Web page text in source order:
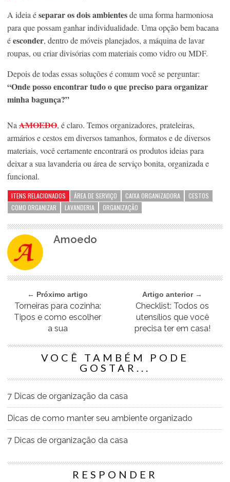
A ideia éseparar os dois ambientesde uma forma harmoniosa
para que possam ganhar individualidade. Uma opção bem bacana
éesconder, dentro de móveis planejados, a máquina de lavar
roupas, ou criar divisórias com materiais como vidro ou MDF.
Depois de todas essas soluções é comum você se perguntar:
“Onde posso encontrar tudo o que preciso para organizar
minha bagunça?”
Na AMOEDO, é claro. Temos organizadores, prateleiras,
armários e cestos em diversos tamanhos, formatos e de diversos
materiais, você certamente encontrará os produtos ideias para
deixar a sua lavanderia ou área de serviço bonita, organizada e
funcional.
ITENS RELACIONADOS ÁREA DE SERVIÇO CAIXA ORGANIZADORA
CESTOS
COMO ORGANIZAR
LAVANDERIA ORGANIZAÇÃO
Amoedo
← Próximo artigo
Torneiras para cozinha:
Tipos e como escolher
a sua
Artigo anterior →
Checklist: Todos os
utensílios que você
precisa ter em casa!
VOCÊ TAMBÉM PODE
GOSTAR...
7 Dicas de organização da casa
Dicas de como manter seu ambiente organizado
7 Dicas de organização da casa
RESPONDER